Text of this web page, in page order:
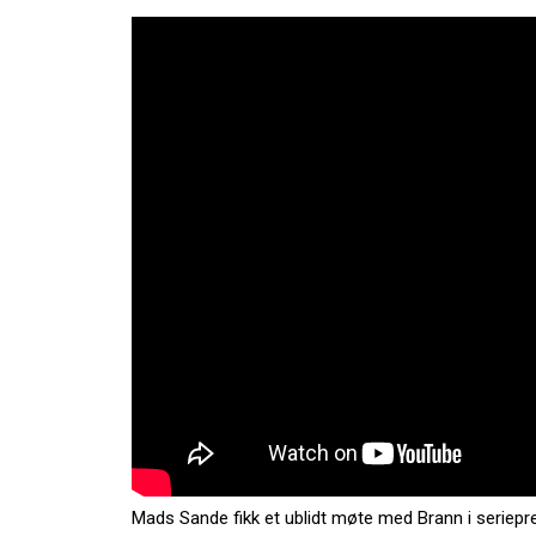
Mads Sande fikk et ublidt møte med Brann i